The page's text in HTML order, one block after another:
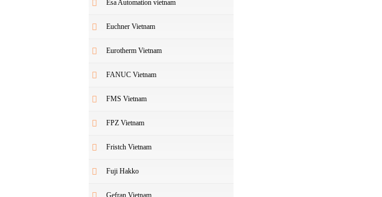
Esa Automation vietnam
Euchner Vietnam
Eurotherm Vietnam
FANUC Vietnam
FMS Vietnam
FPZ Vietnam
Fristch Vietnam
Fuji Hakko